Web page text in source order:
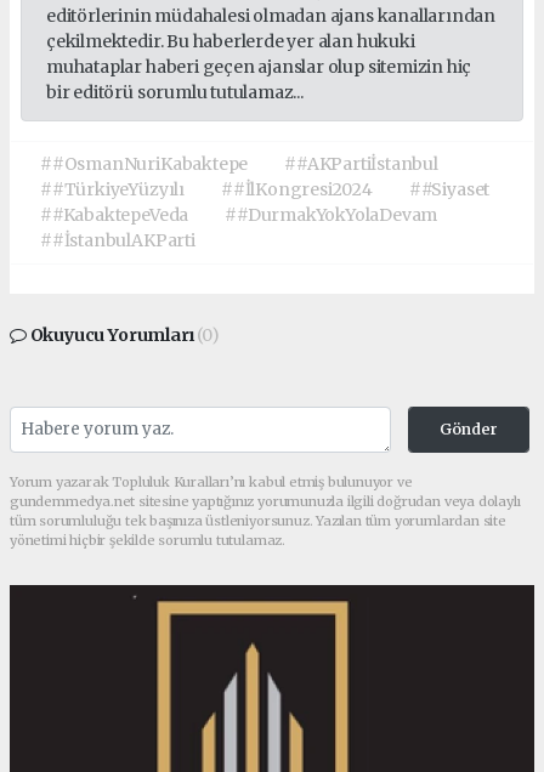
editörlerinin müdahalesi olmadan ajans kanallarından
çekilmektedir. Bu haberlerde yer alan hukuki
muhataplar haberi geçen ajanslar olup sitemizin hiç
bir editörü sorumlu tutulamaz...
##OsmanNuriKabaktepe
##AKPartiİstanbul
##TürkiyeYüzyılı
##İlKongresi2024
##Siyaset
##KabaktepeVeda
##DurmakYokYolaDevam
##İstanbulAKParti
Okuyucu Yorumları(0)
Gönder
Yorum yazarak Topluluk Kuralları’nı kabul etmiş bulunuyor ve
gundemmedya.net sitesine yaptığınız yorumunuzla ilgili doğrudan veya dolaylı
tüm sorumluluğu tek başınıza üstleniyorsunuz. Yazılan tüm yorumlardan site
yönetimi hiçbir şekilde sorumlu tutulamaz.